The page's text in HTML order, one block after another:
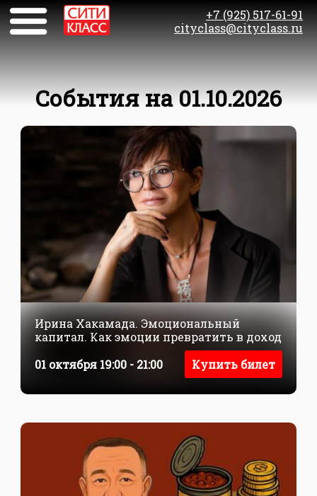
+7 (925) 517-61-91
cityclass@cityclass.ru
События на 01.10.2026
Ирина Хакамада. Эмоциональный
капитал. Как эмоции превратить в доход
01 октября 19:00 - 21:00
Купить билет